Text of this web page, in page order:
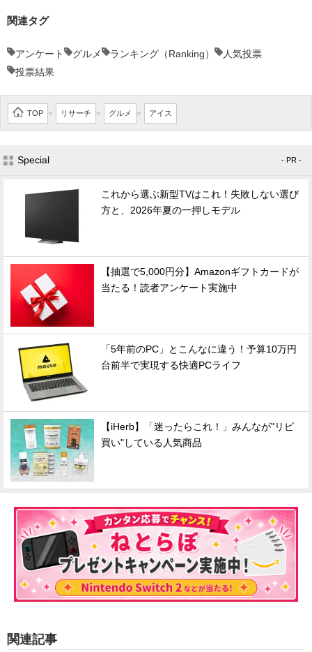
関連タグ
アンケート グルメ ランキング（Ranking）
人気投票
投票結果
TOP > リサーチ > グルメ > アイス
Special - PR -
これから選ぶ新型TVはこれ！失敗しない選び
方と、2026年夏の一押しモデル
【抽選で5,000円分】Amazonギフトカードが
当たる！読者アンケート実施中
「5年前のPC」とこんなに違う！予算10万円
台前半で実現する快適PCライフ
【iHerb】「迷ったらこれ！」みんなが"リピ
買い"している人気商品
関連記事